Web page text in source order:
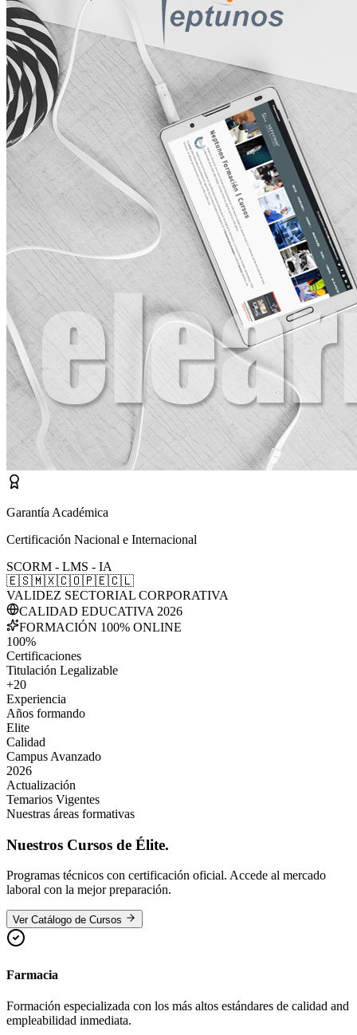
Garantía Académica
Certificación Nacional e Internacional
SCORM - LMS - IA
🇪🇸🇲🇽🇨🇴🇵🇪🇨🇱
VALIDEZ SECTORIAL CORPORATIVA
CALIDAD EDUCATIVA 2026
FORMACIÓN 100% ONLINE
100%
Certificaciones
Titulación Legalizable
+20
Experiencia
Años formando
Elite
Calidad
Campus Avanzado
2026
Actualización
Temarios Vigentes
Nuestras áreas formativas
Nuestros Cursos de Élite.
Programas técnicos con certificación oficial. Accede al mercado
laboral con la mejor preparación.
Ver Catálogo de Cursos
Farmacia
Formación especializada con los más altos estándares de calidad and
empleabilidad inmediata.